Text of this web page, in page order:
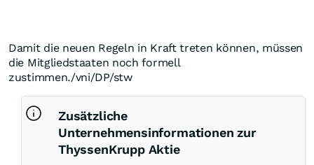
Damit die neuen Regeln in Kraft treten können, müssen
die Mitgliedstaaten noch formell
zustimmen./vni/DP/stw
Zusätzliche
Unternehmensinformationen zur
ThyssenKrupp Aktie